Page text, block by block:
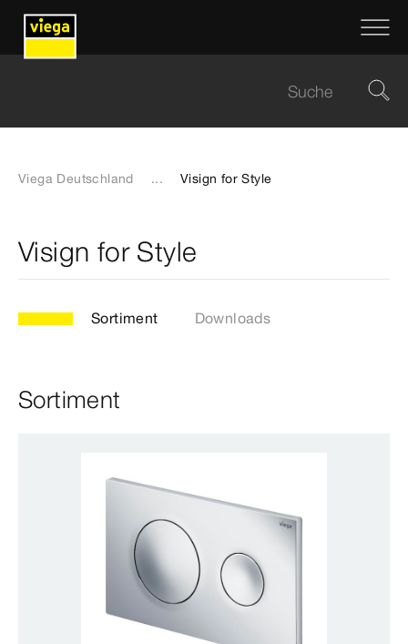
Viega Deutschland ... Visign for Style
Visign for Style
Sortiment Downloads
Sortiment